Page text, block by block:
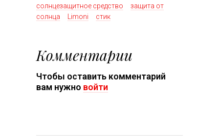
солнцезащитное средство
защита от
солнца
Limoni стик
Комментарии
Чтобы оставить комментарий
вам нужно войти